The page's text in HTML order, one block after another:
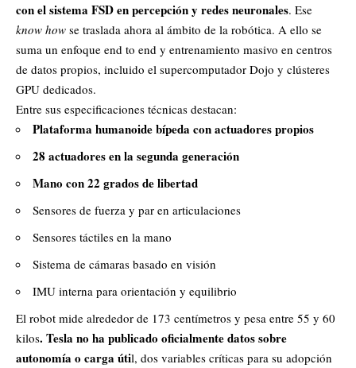
con el sistema FSD en percepción y redes neuronales. Ese
know how se traslada ahora al ámbito de la robótica. A ello se
suma un enfoque end to end y entrenamiento masivo en centros
de datos propios, incluido el supercomputador Dojo y clústeres
GPU dedicados.
Entre sus especificaciones técnicas destacan:
Plataforma humanoide bípeda con actuadores propios
28 actuadores en la segunda generación
Mano con 22 grados de libertad
Sensores de fuerza y par en articulaciones
Sensores táctiles en la mano
Sistema de cámaras basado en visión
IMU interna para orientación y equilibrio
El robot mide alrededor de 173 centímetros y pesa entre 55 y 60
kilos. Tesla no ha publicado oficialmente datos sobre
autonomía o carga útil, dos variables críticas para su adopción